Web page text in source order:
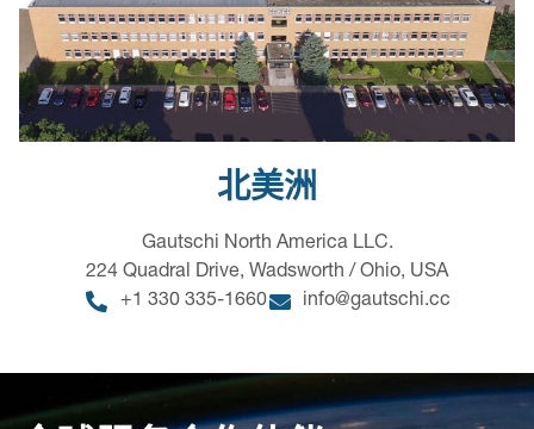
北美洲
Gautschi North America LLC.
224 Quadral Drive, Wadsworth / Ohio, USA
+1 330 335-1660
info@gautschi.cc